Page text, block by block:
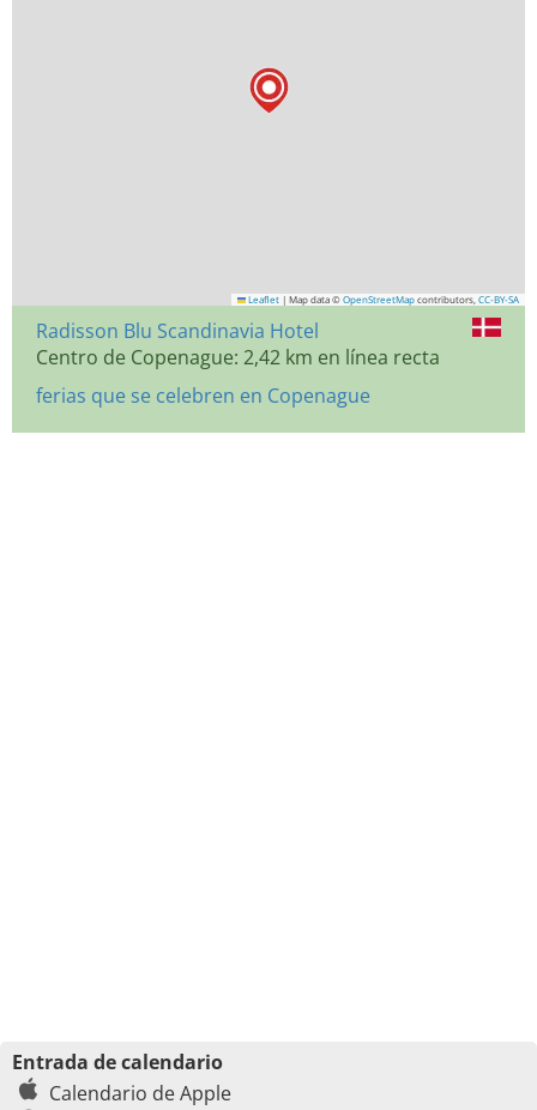
Leaflet | Map data © OpenStreetMap contributors, CC-BY-SA
Radisson Blu Scandinavia Hotel
Centro de Copenague: 2,42 km en línea recta
ferias que se celebren en Copenague
Entrada de calendario
Calendario de Apple